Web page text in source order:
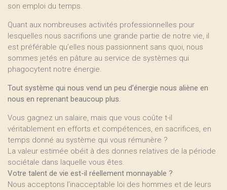
son emploi du temps.
Quant aux nombreuses activités professionnelles pour
lesquelles nous sacrifions une grande partie de notre vie, il
est préférable qu’elles nous passionnent sans quoi, nous
sommes jetés en pâture au service de systèmes qui
phagocytent notre énergie.
Tout système qui nous vend un peu d’énergie nous aliène en
nous en reprenant beaucoup plus.
Vous gagnez un salaire, mais que vous coûte t-il
véritablement en efforts et compétences, en sacrifices, en
temps donné au système qui vous rémunère ?
La valeur estimée obéit à des donnes relatives de la période
sociétale dans laquelle vous êtes.
Votre talent de vie est-il réellement monnayable ?
Nous acceptons l’inacceptable loi des hommes et de leurs